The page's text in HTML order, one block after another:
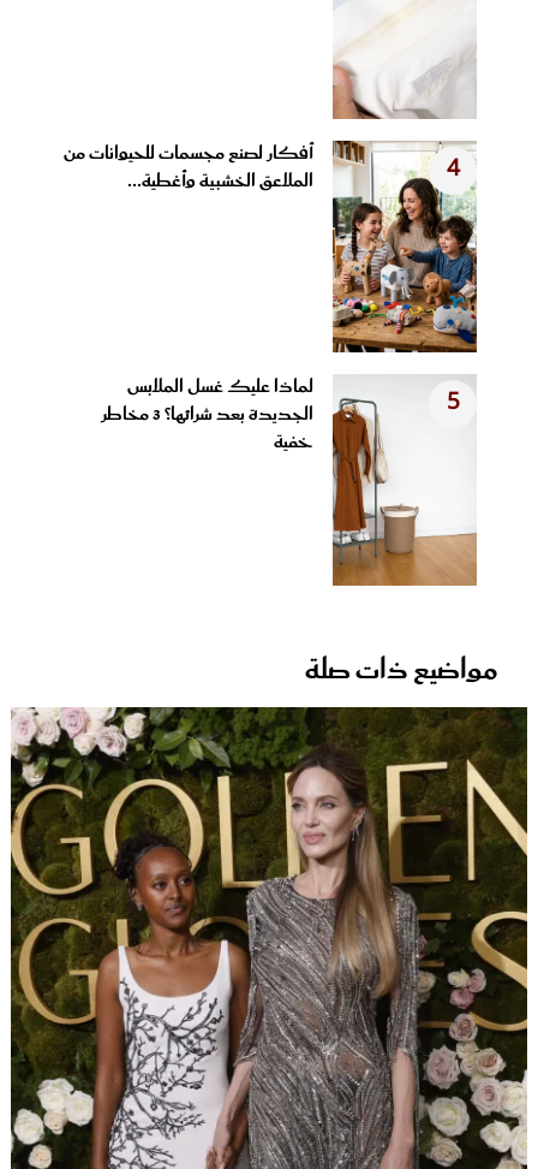
4
أفكار لصنع مجسمات للحيوانات من
الملاعق الخشبية وأغطية...
5
لماذا عليك غسل الملابس
الجديدة بعد شرائها؟ 3 مخاطر
خفية
مواضيع ذات صلة